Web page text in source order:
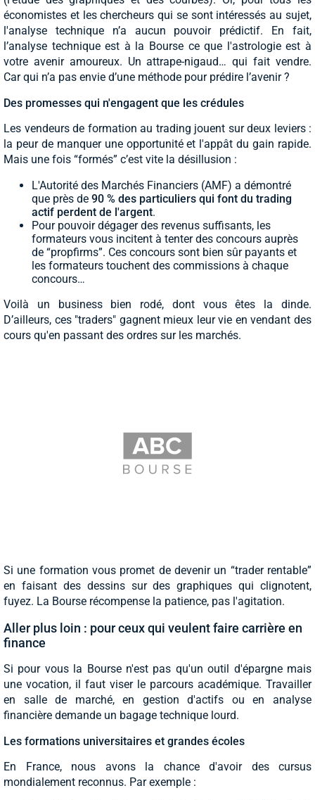
économistes et les chercheurs qui se sont intéressés au sujet,
l'analyse technique n’a aucun pouvoir prédictif. En fait,
l’analyse technique est à la Bourse ce que l'astrologie est à
votre avenir amoureux. Un attrape-nigaud… qui fait vendre.
Car qui n’a pas envie d’une méthode pour prédire l’avenir ?
Des promesses qui n'engagent que les crédules
Les vendeurs de formation au trading jouent sur deux leviers :
la peur de manquer une opportunité et l'appât du gain rapide.
Mais une fois “formés” c’est vite la désillusion :
L'Autorité des Marchés Financiers (AMF) a démontré
que près de 90 % des particuliers qui font du trading
actif perdent de l'argent.
Pour pouvoir dégager des revenus suffisants, les
formateurs vous incitent à tenter des concours auprès
de “propfirms”. Ces concours sont bien sûr payants et
les formateurs touchent des commissions à chaque
concours…
Voilà un business bien rodé, dont vous êtes la dinde.
D’ailleurs, ces "traders" gagnent mieux leur vie en vendant des
cours qu'en passant des ordres sur les marchés.
Si une formation vous promet de devenir un “trader rentable”
en faisant des dessins sur des graphiques qui clignotent,
fuyez. La Bourse récompense la patience, pas l'agitation.
Aller plus loin : pour ceux qui veulent faire carrière en
finance
Si pour vous la Bourse n'est pas qu'un outil d'épargne mais
une vocation, il faut viser le parcours académique. Travailler
en salle de marché, en gestion d'actifs ou en analyse
financière demande un bagage technique lourd.
Les formations universitaires et grandes écoles
En France, nous avons la chance d'avoir des cursus
mondialement reconnus. Par exemple :